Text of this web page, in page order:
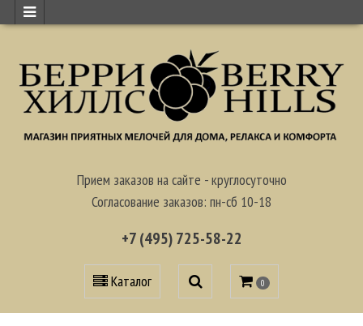
Прием заказов на сайте - круглосуточно
Согласование заказов: пн-сб 10-18
+7 (495) 725-58-22
Каталог 0